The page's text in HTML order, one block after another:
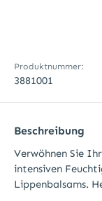
Produktnummer:
3881001
Beschreibung
Verwöhnen Sie
intensiven
Lippenbalsams.